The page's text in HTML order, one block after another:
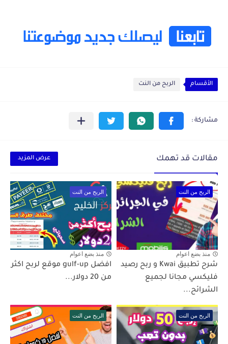
الأقسام الربح من النت
مقالات قد تهمك عرض المزيد
الربح من النت
منذ بضع اعوام
شرح تطبيق Kwai و ربح رصيد
فليكسي مجانا لجميع
الشرائح...
الربح من النت
منذ بضع اعوام
افضل gulf-up موقع لربح اكثر
من 20 دولار...
الربح من النت الربح من النت